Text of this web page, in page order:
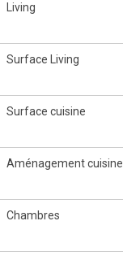
Living
Surface Living
Surface cuisine
Aménagement cuisine
Chambres